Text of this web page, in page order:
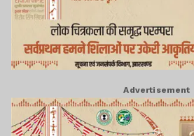
Advertisement